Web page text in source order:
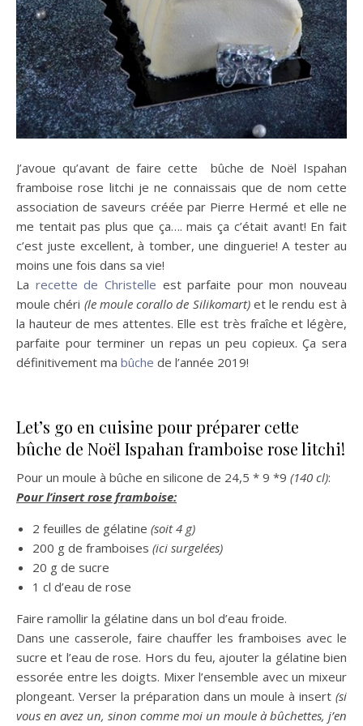
J’avoue qu’avant de faire cette bûche de Noël Ispahan
framboise rose litchi je ne connaissais que de nom cette
association de saveurs créée par Pierre Hermé et elle ne
me tentait pas plus que ça…. mais ça c’était avant! En fait
c’est juste excellent, à tomber, une dinguerie! A tester au
moins une fois dans sa vie!
La recette de Christelle est parfaite pour mon nouveau
moule chéri (le moule corallo de Silikomart)et le rendu est à
la hauteur de mes attentes. Elle est très fraîche et légère,
parfaite pour terminer un repas un peu copieux. Ça sera
définitivement ma bûche de l’année 2019!
Let’s go en cuisine pour préparer cette
bûche de Noël Ispahan framboise rose litchi!
Pour un moule à bûche en silicone de 24,5 * 9 *9 (140 cl):
Pour l’insert rose framboise:
2 feuilles de gélatine (soit 4 g)
200 g de framboises (ici surgelées)
20 g de sucre
1 cl d’eau de rose
Faire ramollir la gélatine dans un bol d’eau froide.
Dans une casserole, faire chauffer les framboises avec le
sucre et l’eau de rose. Hors du feu, ajouter la gélatine bien
essorée entre les doigts. Mixer l’ensemble avec un mixeur
plongeant. Verser la préparation dans un moule à insert (si
vous en avez un, sinon comme moi un moule à bûchettes, j’en